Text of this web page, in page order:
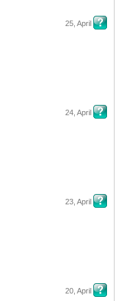
25, April
24, April
23, April
20, April